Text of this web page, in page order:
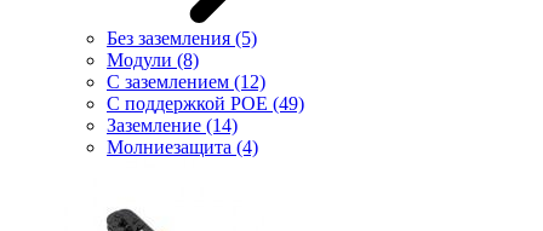
Без заземления (5)
Модули (8)
С заземлением (12)
С поддержкой POE (49)
Заземление (14)
Молниезащита (4)